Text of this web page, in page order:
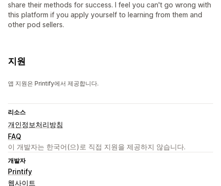
share their methods for success. I feel you can't go wrong with
this platform if you apply yourself to learning from them and
other pod sellers.
지원
앱 지원은 Printify에서 제공합니다.
리소스
개인정보처리방침
FAQ
이 개발자는 한국어(으)로 직접 지원을 제공하지 않습니다.
개발자
Printify
웹사이트